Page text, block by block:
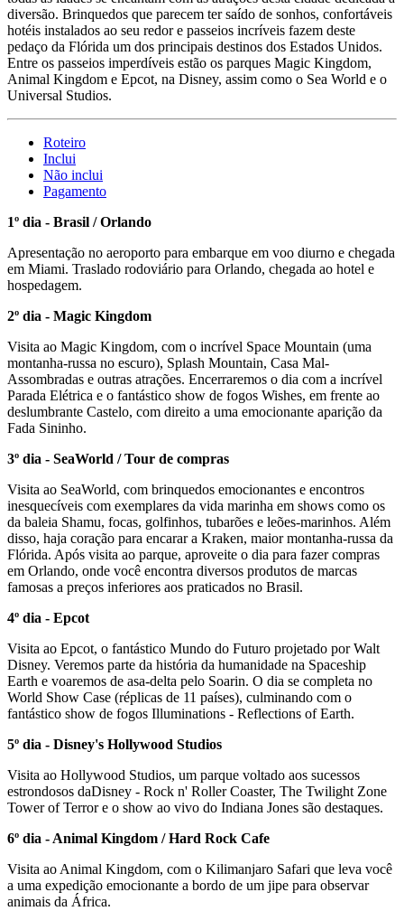
diversão. Brinquedos que parecem ter saído de sonhos, confortáveis
hotéis instalados ao seu redor e passeios incríveis fazem deste
pedaço da Flórida um dos principais destinos dos Estados Unidos.
Entre os passeios imperdíveis estão os parques Magic Kingdom,
Animal Kingdom e Epcot, na Disney, assim como o Sea World e o
Universal Studios.
Roteiro
Inclui
Não inclui
Pagamento
1º dia - Brasil / Orlando
Apresentação no aeroporto para embarque em voo diurno e chegada
em Miami. Traslado rodoviário para Orlando, chegada ao hotel e
hospedagem.
2º dia - Magic Kingdom
Visita ao Magic Kingdom, com o incrível Space Mountain (uma
montanha-russa no escuro), Splash Mountain, Casa Mal-
Assombradas e outras atrações. Encerraremos o dia com a incrível
Parada Elétrica e o fantástico show de fogos Wishes, em frente ao
deslumbrante Castelo, com direito a uma emocionante aparição da
Fada Sininho.
3º dia - SeaWorld / Tour de compras
Visita ao SeaWorld, com brinquedos emocionantes e encontros
inesquecíveis com exemplares da vida marinha em shows como os
da baleia Shamu, focas, golfinhos, tubarões e leões-marinhos. Além
disso, haja coração para encarar a Kraken, maior montanha-russa da
Flórida. Após visita ao parque, aproveite o dia para fazer compras
em Orlando, onde você encontra diversos produtos de marcas
famosas a preços inferiores aos praticados no Brasil.
4º dia - Epcot
Visita ao Epcot, o fantástico Mundo do Futuro projetado por Walt
Disney. Veremos parte da história da humanidade na Spaceship
Earth e voaremos de asa-delta pelo Soarin. O dia se completa no
World Show Case (réplicas de 11 países), culminando com o
fantástico show de fogos Illuminations - Reflections of Earth.
5º dia - Disney's Hollywood Studios
Visita ao Hollywood Studios, um parque voltado aos sucessos
estrondosos daDisney - Rock n' Roller Coaster, The Twilight Zone
Tower of Terror e o show ao vivo do Indiana Jones são destaques.
6º dia - Animal Kingdom / Hard Rock Cafe
Visita ao Animal Kingdom, com o Kilimanjaro Safari que leva você
a uma expedição emocionante a bordo de um jipe para observar
animais da África.